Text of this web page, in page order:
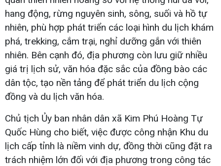
hang động, rừng nguyên sinh, sông, suối và hồ tự
nhiên, phù hợp phát triển các loại hình du lịch khám
phá, trekking, cắm trại, nghỉ dưỡng gắn với thiên
nhiên. Bên cạnh đó, địa phương còn lưu giữ nhiều
giá trị lịch sử, văn hóa đặc sắc của đồng bào các
dân tộc, tạo nền tảng để phát triển du lịch cộng
đồng và du lịch văn hóa.
Chủ tịch Ủy ban nhân dân xã Kim Phú Hoàng Tự
Quốc Hùng cho biết, việc được công nhận Khu du
lịch cấp tỉnh là niềm vinh dự, đồng thời cũng đặt ra
trách nhiệm lớn đối với địa phương trong công tác